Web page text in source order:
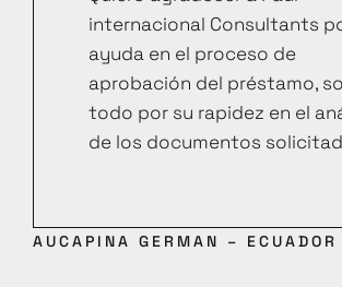
internacional Consultants
ayuda en el proceso de
aprobación del préstamo,
todo por su rapidez en el
de los documentos
AUCAPINA GERMAN – ECUADOR